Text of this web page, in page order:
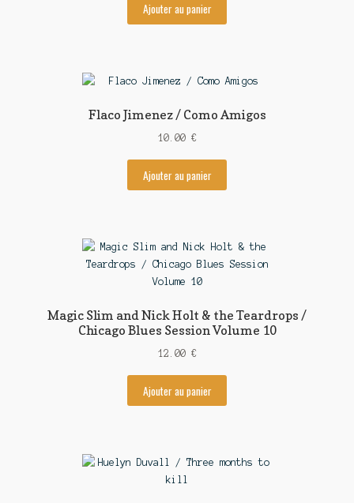
Ajouter au panier
Flaco Jimenez / Como Amigos
10.00 €
Ajouter au panier
Magic Slim and Nick Holt & the Teardrops /
Chicago Blues Session Volume 10
12.00 €
Ajouter au panier